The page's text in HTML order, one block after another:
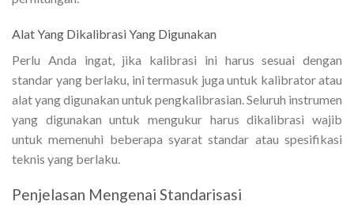
Alat Yang Dikalibrasi Yang Digunakan
Perlu Anda ingat, jika kalibrasi ini harus sesuai dengan
standar yang berlaku, ini termasuk juga untuk kalibrator atau
alat yang digunakan untuk pengkalibrasian. Seluruh instrumen
yang digunakan untuk mengukur harus dikalibrasi wajib
untuk memenuhi beberapa syarat standar atau spesifikasi
teknis yang berlaku.
Penjelasan Mengenai Standarisasi